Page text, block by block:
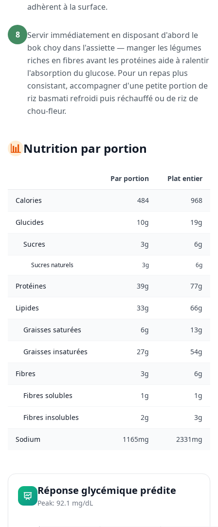
adhèrent à la surface.
8
Servir immédiatement en disposant d'abord le
bok choy dans l'assiette — manger les légumes
riches en fibres avant les protéines aide à ralentir
l'absorption du glucose. Pour un repas plus
consistant, accompagner d'une petite portion de
riz basmati refroidi puis réchauffé ou de riz de
chou-fleur.
📊Nutrition par portion
Par portion Plat entier
Calories 484 968
Glucides 10g 19g
Sucres 3g 6g
Sucres naturels 3g 6g
Protéines 39g 77g
Lipides 33g 66g
Graisses saturées 6g 13g
Graisses insaturées 27g 54g
Fibres 3g 6g
Fibres solubles 1g 1g
Fibres insolubles 2g 3g
Sodium 1165mg 2331mg
Réponse glycémique prédite
Peak: 92.1 mg/dL